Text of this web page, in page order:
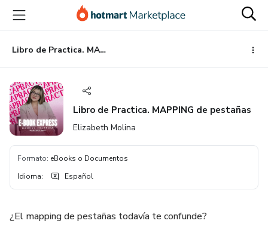
principal
página
de
página
Libro de Practica. MAPPING de pestañas
Libro de Practica. MAPPING de pestañas
Elizabeth Molina
Formato: eBooks o Documentos
Idioma: Español
¿El mapping de pestañas todavía te confunde?